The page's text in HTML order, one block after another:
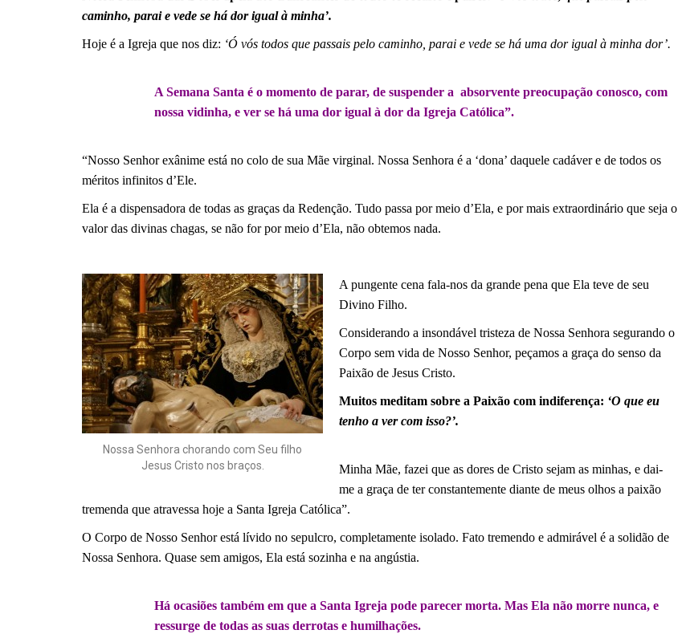
caminho, parai e vede se há dor igual à minha’.
Hoje é a Igreja que nos diz: ‘Ó vós todos que passais pelo caminho, parai e vede se há uma dor igual à minha dor’.
A Semana Santa é o momento de parar, de suspender a absorvente preocupação conosco, com
nossa vidinha, e ver se há uma dor igual à dor da Igreja Católica”.
“Nosso Senhor exânime está no colo de sua Mãe virginal. Nossa Senhora é a ‘dona’ daquele cadáver e de todos os
méritos infinitos d’Ele.
Ela é a dispensadora de todas as graças da Redenção. Tudo passa por meio d’Ela, e por mais extraordinário que seja o
valor das divinas chagas, se não for por meio d’Ela, não obtemos nada.
Nossa Senhora chorando com Seu filho
Jesus Cristo nos braços.
A pungente cena fala-nos da grande pena que Ela teve de seu
Divino Filho.
Considerando a insondável tristeza de Nossa Senhora segurando o
Corpo sem vida de Nosso Senhor, peçamos a graça do senso da
Paixão de Jesus Cristo.
Muitos meditam sobre a Paixão com indiferença: ‘O que eu
tenho a ver com isso?’.
Minha Mãe, fazei que as dores de Cristo sejam as minhas, e dai-
me a graça de ter constantemente diante de meus olhos a paixão
tremenda que atravessa hoje a Santa Igreja Católica”.
O Corpo de Nosso Senhor está lívido no sepulcro, completamente isolado. Fato tremendo e admirável é a solidão de
Nossa Senhora. Quase sem amigos, Ela está sozinha e na angústia.
Há ocasiões também em que a Santa Igreja pode parecer morta. Mas Ela não morre nunca, e
ressurge de todas as suas derrotas e humilhações.